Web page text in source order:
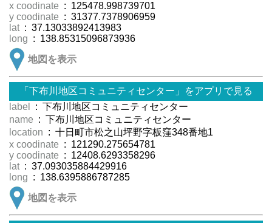
x coodinate : 125478.998739701
y coodinate : 31377.7378906959
lat : 37.13033892413983
long : 138.85315096873936
地図を表示
「下布川地区コミュニティセンター」をアプリで見る
label
: 下布川地区コミュニティセンター
name : 下布川地区コミュニティセンター
location : 十日町市松之山坪野字板窪348番地1
x coodinate : 121290.275654781
y coodinate : 12408.6293358296
lat : 37.093035884429916
long : 138.6395886787285
地図を表示